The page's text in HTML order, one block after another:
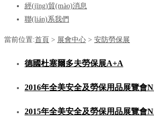
經(jīng)貿(mào)消息
聯(lián)系我們
當前位置:首頁 > 展會中心 > 安防勞保展
德國杜塞爾多夫勞保展A+A
2016年全美安全及勞保用品展覽會
2015年全美安全及勞保用品展覽會